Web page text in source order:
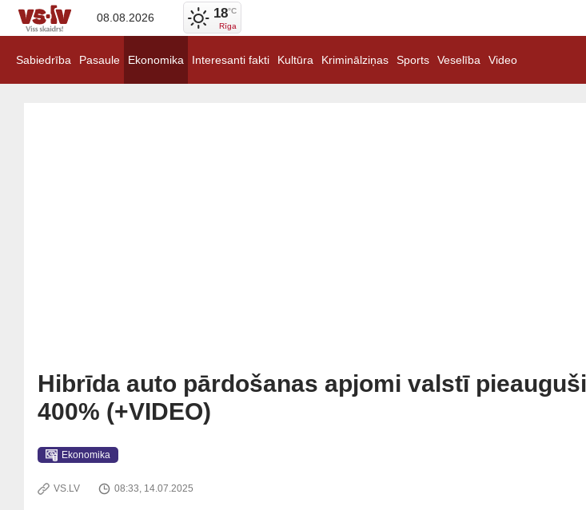
08.08.2026 18°C
Rīga
Sabiedrība Pasaule Ekonomika Interesanti fakti Kultūra Kriminālziņas Sports Veselība Video
Hibrīda auto pārdošanas apjomi valstī
400% (+VIDEO)
Ekonomika
VS.LV 08:33, 14.07.2025